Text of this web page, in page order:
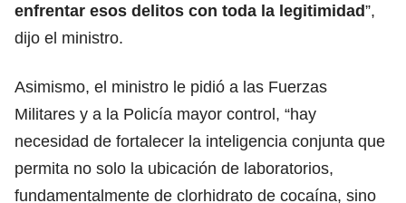
enfrentar esos delitos con toda la legitimidad”,
dijo el ministro.
Asimismo, el ministro le pidió a las Fuerzas
Militares y a la Policía mayor control, “hay
necesidad de fortalecer la inteligencia conjunta que
permita no solo la ubicación de laboratorios,
fundamentalmente de clorhidrato de cocaína, sino